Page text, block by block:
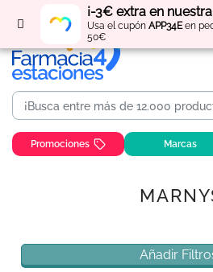
¡-3€ extra en
Usa el cupón APP34Een
50€
Regístratey obténpuntos
Promociones Marcas
Añadir